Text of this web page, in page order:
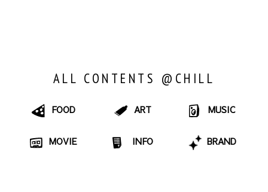
ALL CONTENTS @CHILL
FOOD ART MUSIC
MOVIE INFO BRAND